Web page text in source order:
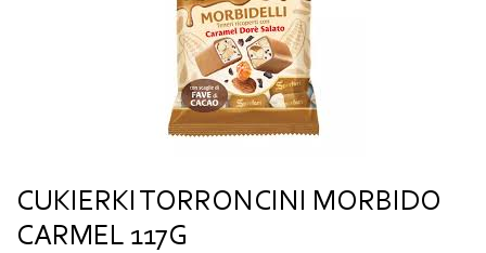
CUKIERKI TORRONCINI MORBIDO
CARMEL 117G